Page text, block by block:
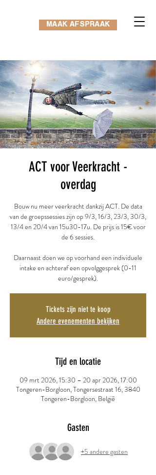
MAAK AFSPRAAK
ACT voor Veerkracht -
overdag
Bouw nu meer veerkracht dankzij ACT. De data
van de groepssessies zijn op 9/3, 16/3, 23/3, 30/3,
13/4 en 20/4 van 15u30-17u. De prijs is 15€ voor
de 6 sessies.
Daarnaast doen we op voorhand een individuele
intake en achteraf een opvolggesprek (0-11
euro/gesprek).
Tickets zijn niet te koop
Andere evenementen bekijken
Tijd en locatie
09 mrt 2026, 15:30 – 20 apr 2026, 17:00
Tongeren-Borgloon, Tongersestraat 16, 3840
Tongeren-Borgloon, België
Gasten
+5 andere gasten